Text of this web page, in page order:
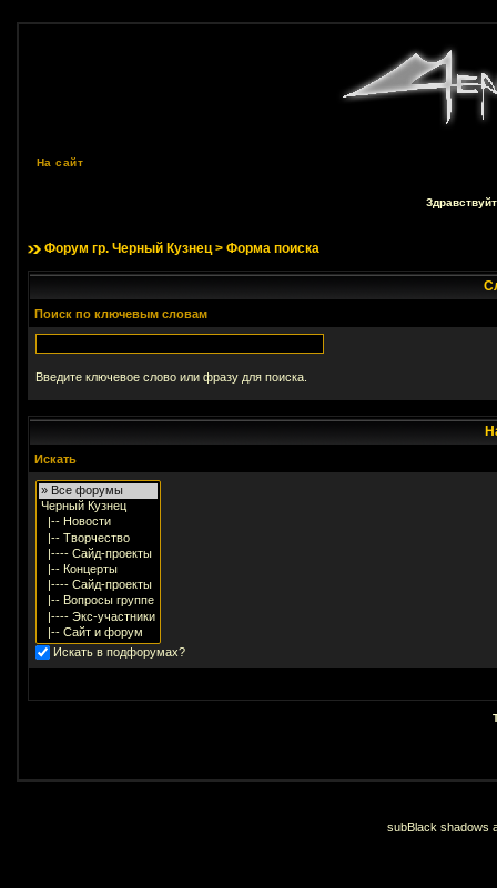
На сайт
Форум гр. Черный Кузнец> Форма поиска
Поиск по ключевым словам
Введите ключевое слово или фразу для поиска.
Искать
Искать в подфорумах?
subBlack shadows